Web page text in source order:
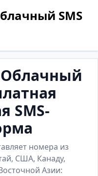
SMS
SMS-
номера из
США, Канаду,
Азии: